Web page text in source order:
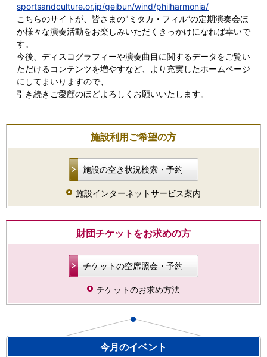
sportsandculture.or.jp/geibun/wind/philharmonia/
こちらのサイトが、皆さまの"ミタカ・フィル”の定期演奏会ほ
か様々な演奏活動をお楽しみいただくきっかけになれば幸いで
す。
今後、ディスコグラフィーや演奏曲目に関するデータをご覧い
ただけるコンテンツを増やすなど、より充実したホームページ
にしてまいりますので、
引き続きご愛顧のほどよろしくお願いいたします。
施設利用ご希望の方
施設の空き状況検索・予約
施設インターネットサービス案内
財団チケットをお求めの方
チケットの空席照会・予約
チケットのお求め方法
今月のイベント